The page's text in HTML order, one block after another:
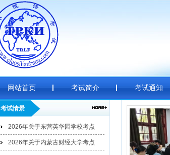
网站首页 考试简介 考试通知
考试情景
2026年关于东营英华园学校考点
2026年关于内蒙古财经大学考点